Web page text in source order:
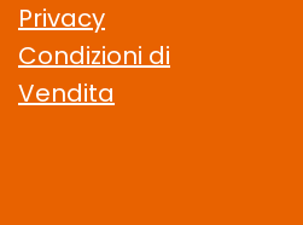
Privacy
Condizioni di
Vendita